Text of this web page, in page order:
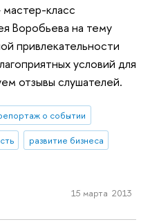
класс
Воробьева на тему
привлекательности
условий для
отзывы слушателей.
о событии
развитие бизнеса
15 марта 2013